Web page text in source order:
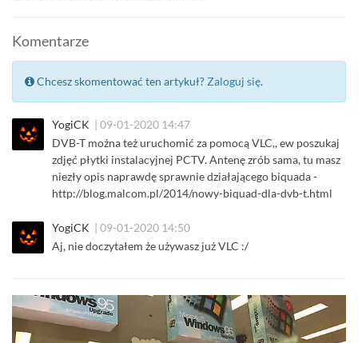
Komentarze
Chcesz skomentować ten artykuł? Zaloguj się.
YogiCK | 09-01-2020 14:47
DVB-T można też uruchomić za pomocą VLC,, ew poszukaj
zdjęć płytki instalacyjnej PCTV. Antenę zrób sama, tu masz
niezły opis naprawdę sprawnie działającego biquada -
http://blog.malcom.pl/2014/nowy-biquad-dla-dvb-t.html
YogiCK | 09-01-2020 14:50
Aj, nie doczytałem że używasz już VLC :/